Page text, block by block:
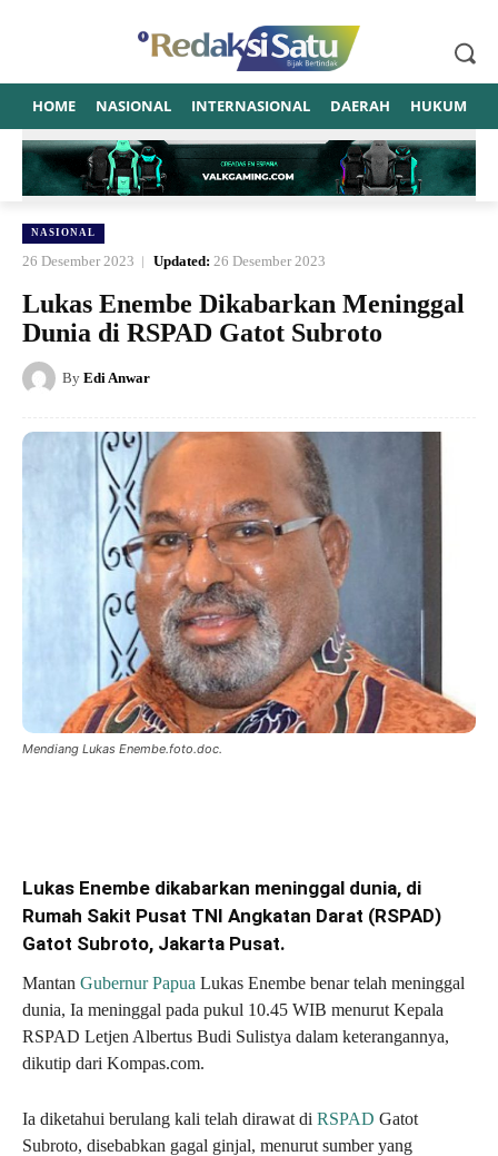
HOME NASIONAL INTERNASIONAL DAERAH HUKUM
NASIONAL
26 Desember 2023 Updated: 26 Desember 2023
Lukas Enembe Dikabarkan Meninggal
Dunia di RSPAD Gatot Subroto
By Edi Anwar
Mendiang Lukas Enembe.foto.doc.
Lukas Enembe dikabarkan meninggal dunia, di
Rumah Sakit Pusat TNI Angkatan Darat (RSPAD)
Gatot Subroto, Jakarta Pusat.
Mantan Gubernur Papua Lukas Enembe benar telah meninggal
dunia, Ia meninggal pada pukul 10.45 WIB menurut Kepala
RSPAD Letjen Albertus Budi Sulistya dalam keterangannya,
dikutip dari Kompas.com.
Ia diketahui berulang kali telah dirawat di RSPAD Gatot
Subroto, disebabkan gagal ginjal, menurut sumber yang